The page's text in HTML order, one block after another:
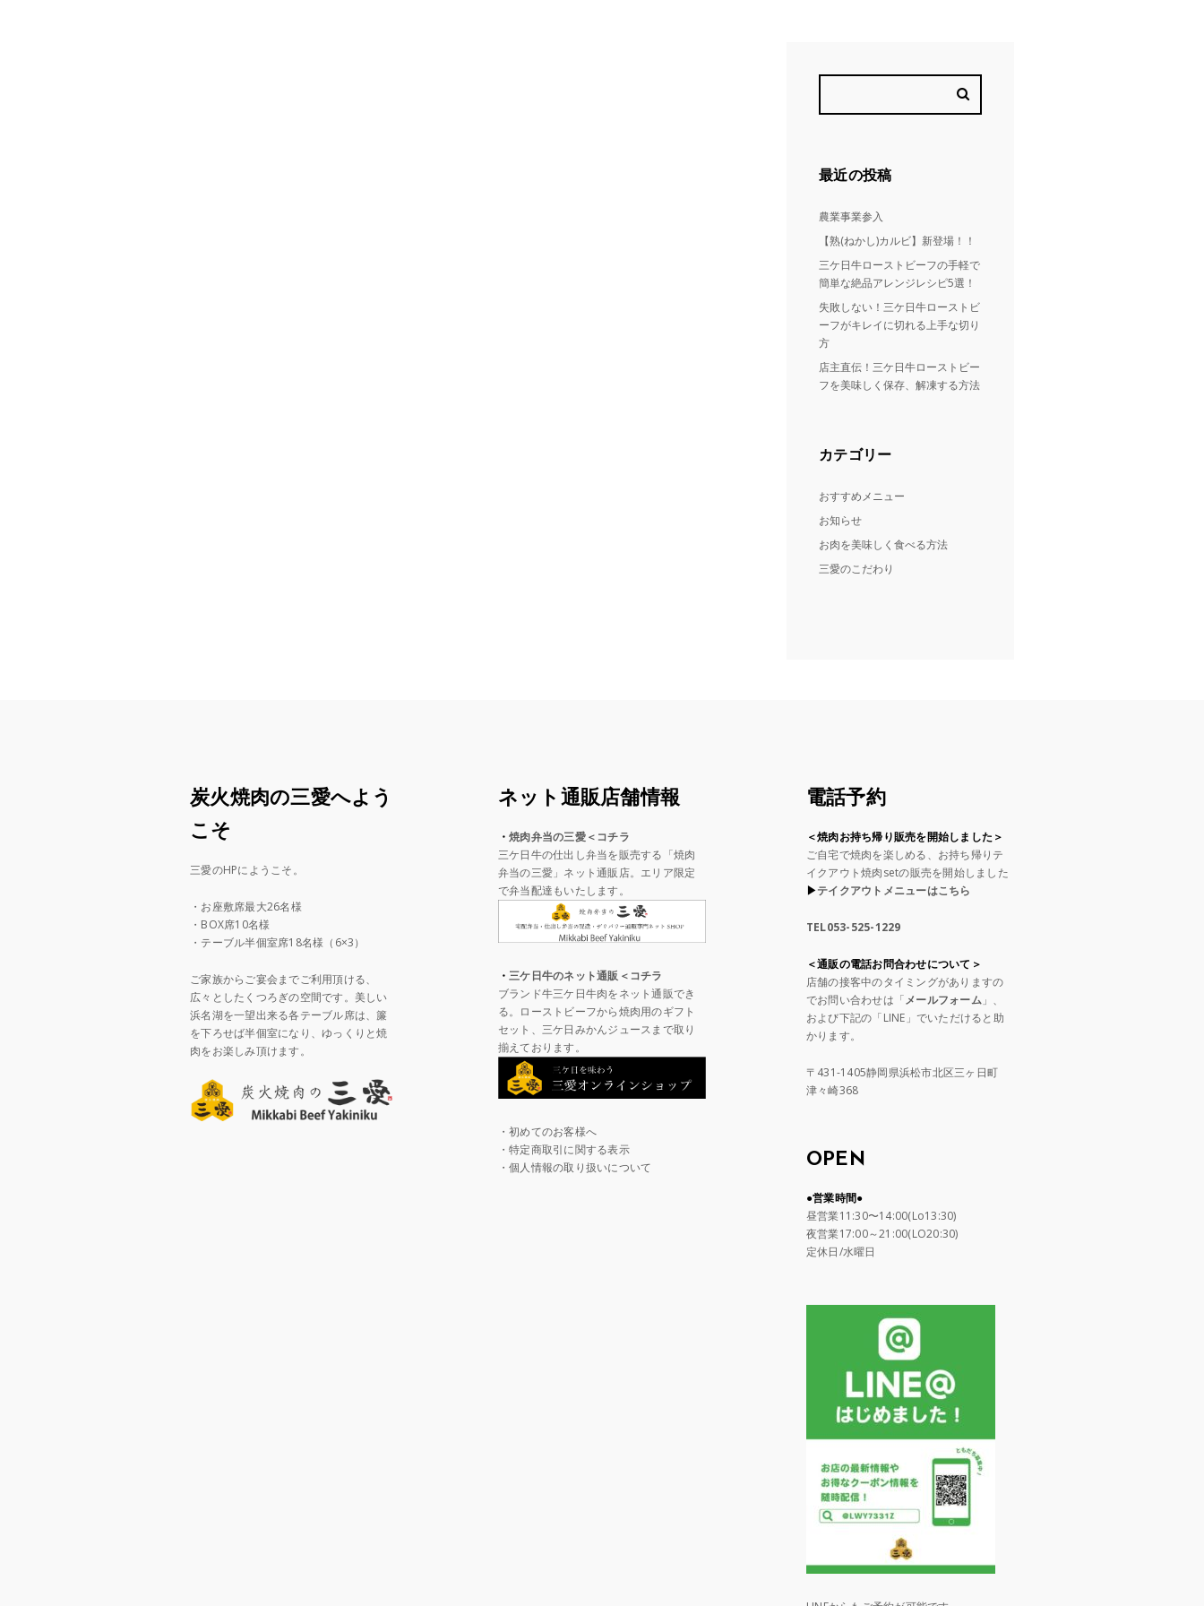
最近の投稿
農業事業参入
【熟(ねかし)カルビ】新登場！！
三ケ日牛ローストビーフの手軽で
簡単な絶品アレンジレシピ5選！
失敗しない！三ケ日牛ローストビ
ーフがキレイに切れる上手な切り
方
店主直伝！三ケ日牛ローストビー
フを美味しく保存、解凍する方法
カテゴリー
おすすめメニュー
お知らせ
お肉を美味しく食べる方法
三愛のこだわり
炭火焼肉の三愛へよう
こそ
三愛のHPにようこそ。
・お座敷席最大26名様
・BOX席10名様
・テーブル半個室席18名様（6×3）
ご家族からご宴会までご利用頂ける、
広々としたくつろぎの空間です。美しい
浜名湖を一望出来る各テーブル席は、簾
を下ろせば半個室になり、ゆっくりと焼
肉をお楽しみ頂けます。
ネット通販店舗情報
・焼肉弁当の三愛＜コチラ
三ケ日牛の仕出し弁当を販売する「焼肉
弁当の三愛」ネット通販店。エリア限定
で弁当配達もいたします。
・三ケ日牛のネット通販＜コチラ
ブランド牛三ケ日牛肉をネット通販でき
る。ローストビーフから焼肉用のギフト
セット、三ケ日みかんジュースまで取り
揃えております。
・初めてのお客様へ
・特定商取引に関する表示
・個人情報の取り扱いについて
電話予約
＜焼肉お持ち帰り販売を開始しました＞
ご自宅で焼肉を楽しめる、お持ち帰りテ
イクアウト焼肉setの販売を開始しました
▶︎テイクアウトメニューはこちら
TEL053-525-1229
＜通販の電話お問合わせについて＞
店舗の接客中のタイミングがありますの
でお問い合わせは「メールフォーム」、
および下記の「LINE」でいただけると助
かります。
〒431-1405静岡県浜松市北区三ヶ日町
津々崎368
OPEN
●営業時間●
昼営業11:30〜14:00(Lo13:30)
夜営業17:00～21:00(LO20:30)
定休日/水曜日